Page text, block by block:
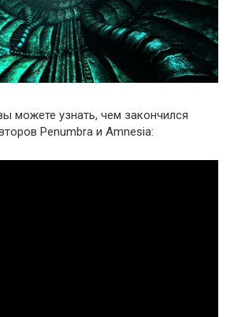
можете узнать, чем закончился
Penumbra и Amnesia: